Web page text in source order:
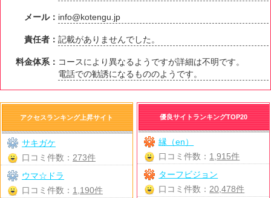
メール： info@kotengu.jp
責任者：記載がありませんでした。
料金体系： コースにより異なるようですが詳細は不明です。
電話での勧誘になるもののようです。
優良サイトランキングTOP20
縁（en）
口コミ件数： 1,915件
ターフビジョン
口コミ件数： 20,478件
アクセスランキング上昇サイト
サキガケ
口コミ件数： 273件
ウマ☆ドラ
口コミ件数： 1,190件